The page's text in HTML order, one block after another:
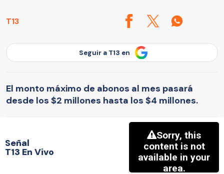
T13
Seguir a T13 en
El monto máximo de abonos al mes pasará
desde los $2 millones hasta los $4 millones.
Señal
T13 En Vivo